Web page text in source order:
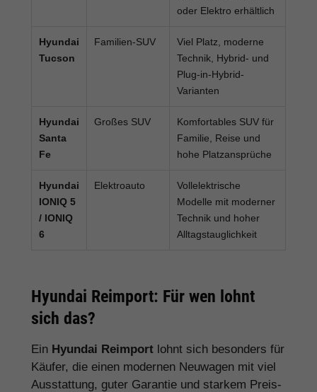
oder Elektro erhältlich
Hyundai
Tucson
Familien-SUV
Viel Platz, moderne
Technik, Hybrid- und
Plug-in-Hybrid-
Varianten
Hyundai
Santa
Fe
Großes SUV
Komfortables SUV für
Familie, Reise und
hohe Platzansprüche
Hyundai
IONIQ 5
/ IONIQ
6
Elektroauto
Vollelektrische
Modelle mit moderner
Technik und hoher
Alltagstauglichkeit
Hyundai Reimport: Für wen lohnt
sich das?
Ein Hyundai Reimport lohnt sich besonders für
Käufer, die einen modernen Neuwagen mit viel
Ausstattung, guter Garantie und starkem Preis-